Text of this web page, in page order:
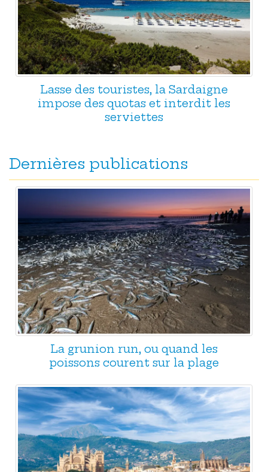
Lasse des touristes, la Sardaigne
impose des quotas et interdit les
serviettes
Dernières publications
La grunion run, ou quand les
poissons courent sur la plage